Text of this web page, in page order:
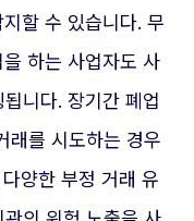
할 수 있습니다. 무
하는 사업자도 사
니다. 장기간 폐업
래를 시도하는 경우
양한 부정 거래 유